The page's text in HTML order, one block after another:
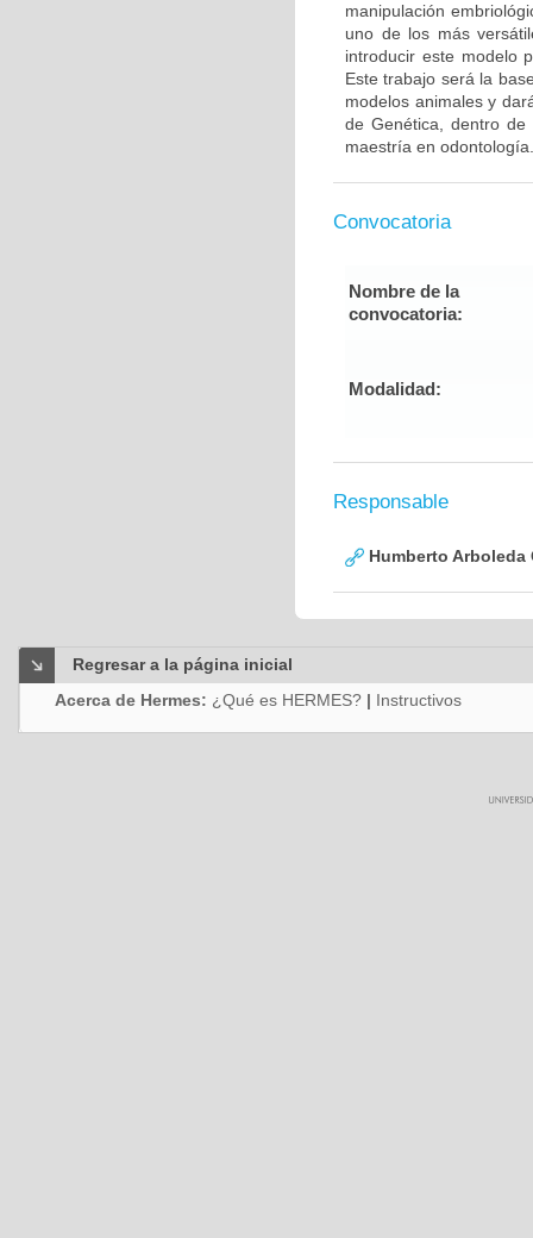
manipulación
uno de los más
introducir este modelo
Este trabajo será la
modelos animales y
de Genética, dentro
maestría en odontología.
Convocatoria
Nombre de la
convocatoria:
Modalidad:
Responsable
Humberto Arboleda
Regresar a la página inicial
Acerca de Hermes: ¿Qué es HERMES? | Instructivos